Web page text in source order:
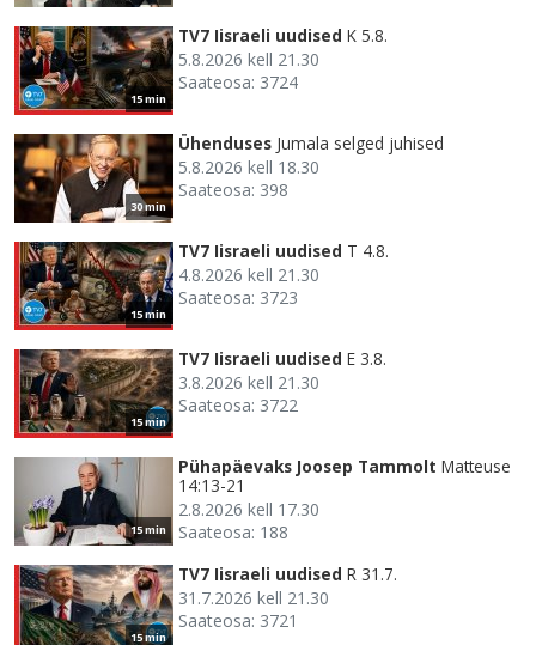
15 min
TV7 Iisraeli uudised K 5.8.
5.8.2026 kell 21.30
Saateosa: 3724
30 min
Ühenduses Jumala selged juhised
5.8.2026 kell 18.30
Saateosa: 398
15 min
TV7 Iisraeli uudised T 4.8.
4.8.2026 kell 21.30
Saateosa: 3723
15 min
TV7 Iisraeli uudised E 3.8.
3.8.2026 kell 21.30
Saateosa: 3722
15 min
Pühapäevaks Joosep Tammolt Matteuse
14:13-21
2.8.2026 kell 17.30
Saateosa: 188
15 min
TV7 Iisraeli uudised R 31.7.
31.7.2026 kell 21.30
Saateosa: 3721